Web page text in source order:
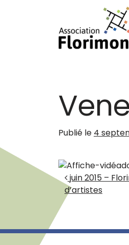
Navigation
Publié le 4
juin 2015 –
d’artistes